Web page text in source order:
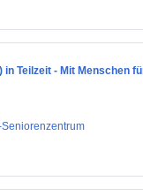
in Teilzeit - Mit Menschen